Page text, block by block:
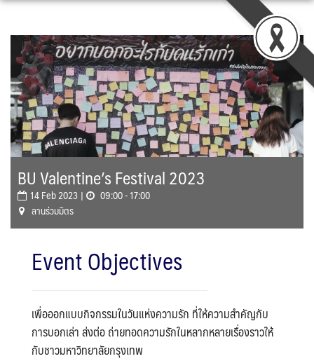
Skip
content
BU Valentine’s Festival 2023
14 Feb 2023 |
09:00 - 17:00
ลานร่วมมิตร
Event Objectives
เพื่อออกแบบกิจกรรมในวันแห่งความรัก ที่ให้ความสำคัญกับ
การบอกเล่า ส่งต่อ ถ่ายทอดความรักในหลากหลายเรื่องราวให้
กับชาวมหาวิทยาลัยกรุงเทพ